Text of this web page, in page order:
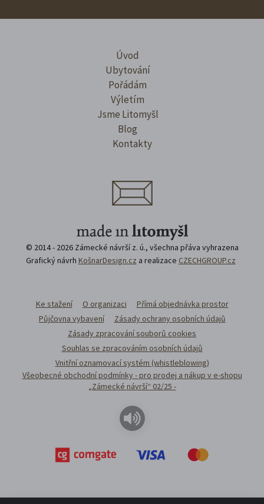
Úvod
Ubytování
Pořádám
Výletím
Jsme Litomyšl
Blog
Kontakty
© 2014 - 2026 Zámecké návrší z. ú., všechna přáva vyhrazena
Grafický návrh KošnarDesign.cz a realizace CZECHGROUP.cz
Ke stažení O organizaci
Přímá objednávka prostor
Půjčovna vybavení
Zásady ochrany osobních údajů
Zásady zpracování souborů cookies
Souhlas se zpracováním osobních údajů
Vnitřní oznamovací systém (whistleblowing)
Všeobecné obchodní podmínky - pro prodej a nákup v e-shopu
„Zámecké návrší“ 02/25 -